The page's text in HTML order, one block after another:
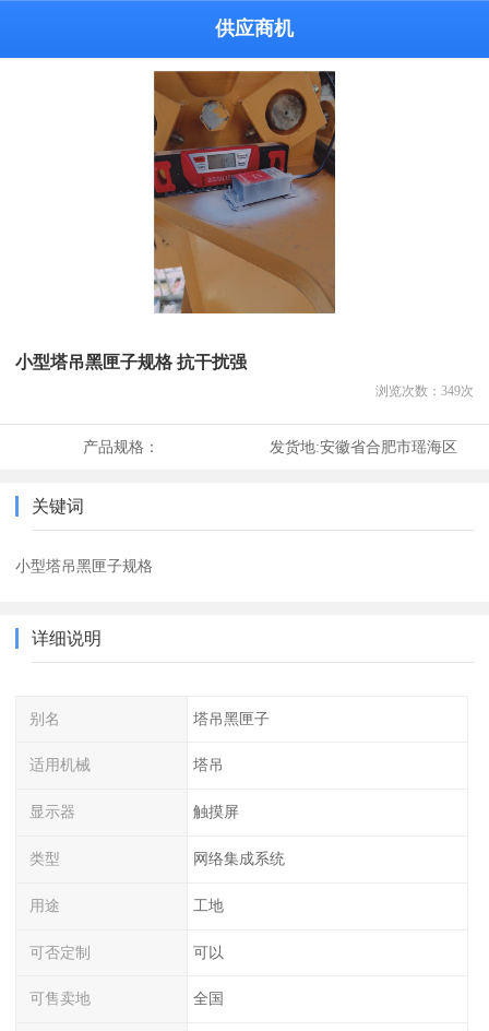
供应商机
小型塔吊黑匣子规格 抗干扰强
浏览次数： 349次
产品规格： 发货地:安徽省合肥市瑶海区
关键词
小型塔吊黑匣子规格
详细说明
别名 塔吊黑匣子
适用机械 塔吊
显示器 触摸屏
类型 网络集成系统
用途 工地
可否定制 可以
可售卖地 全国